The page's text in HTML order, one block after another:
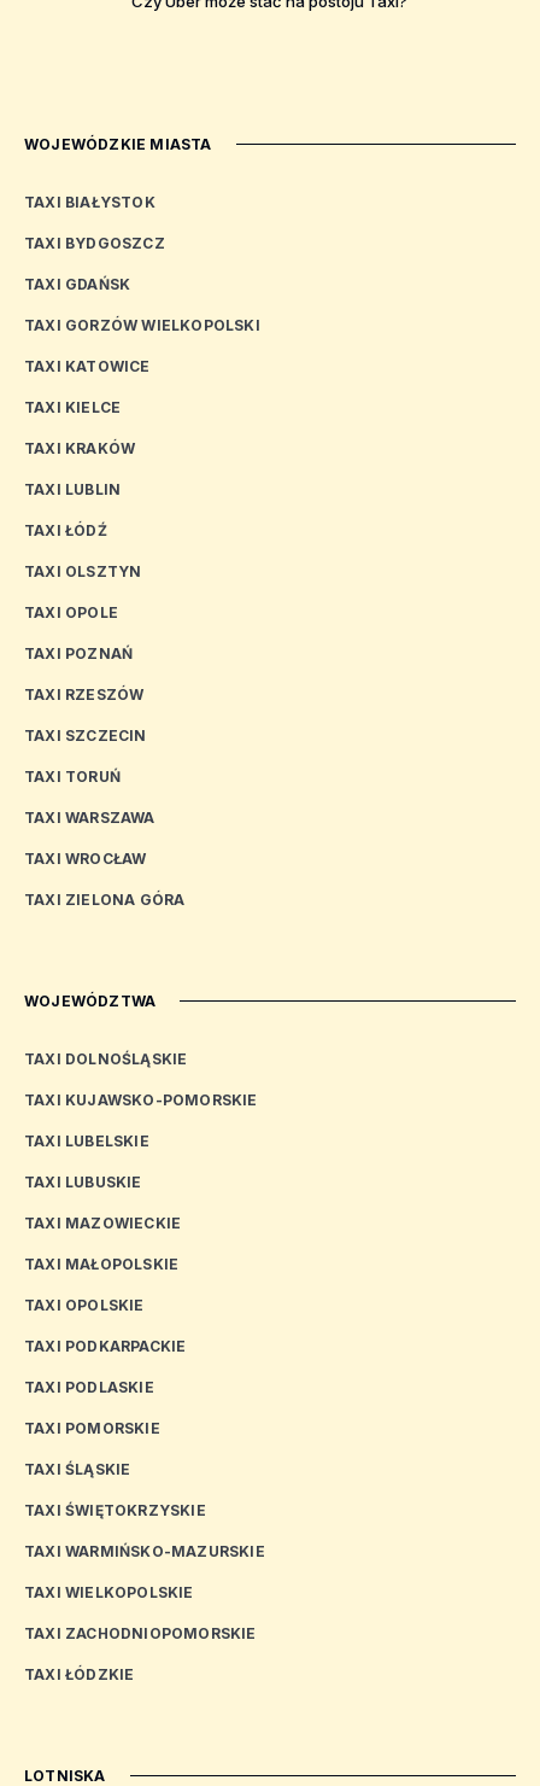
WOJEWÓDZKIE MIASTA
TAXI BIAŁYSTOK
TAXI BYDGOSZCZ
TAXI GDAŃSK
TAXI GORZÓW WIELKOPOLSKI
TAXI KATOWICE
TAXI KIELCE
TAXI KRAKÓW
TAXI LUBLIN
TAXI ŁÓDŹ
TAXI OLSZTYN
TAXI OPOLE
TAXI POZNAŃ
TAXI RZESZÓW
TAXI SZCZECIN
TAXI TORUŃ
TAXI WARSZAWA
TAXI WROCŁAW
TAXI ZIELONA GÓRA
WOJEWÓDZTWA
TAXI DOLNOŚLĄSKIE
TAXI KUJAWSKO-POMORSKIE
TAXI LUBELSKIE
TAXI LUBUSKIE
TAXI MAZOWIECKIE
TAXI MAŁOPOLSKIE
TAXI OPOLSKIE
TAXI PODKARPACKIE
TAXI PODLASKIE
TAXI POMORSKIE
TAXI ŚLĄSKIE
TAXI ŚWIĘTOKRZYSKIE
TAXI WARMIŃSKO-MAZURSKIE
TAXI WIELKOPOLSKIE
TAXI ZACHODNIOPOMORSKIE
TAXI ŁÓDZKIE
LOTNISKA